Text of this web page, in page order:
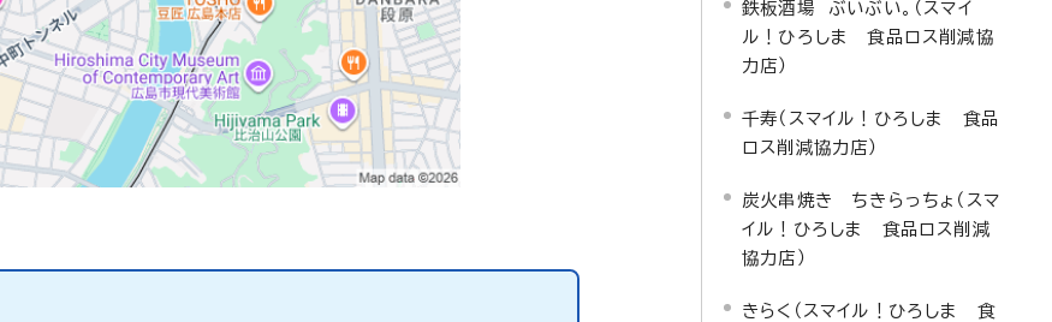
鉄板酒場 ぶいぶい。（スマイ
ル！ひろしま 食品ロス削減協
力店）
千寿（スマイル！ひろしま 食品
ロス削減協力店）
炭火串焼き ちきらっちょ（スマ
イル！ひろしま 食品ロス削減
協力店）
きらく（スマイル！ひろしま 食